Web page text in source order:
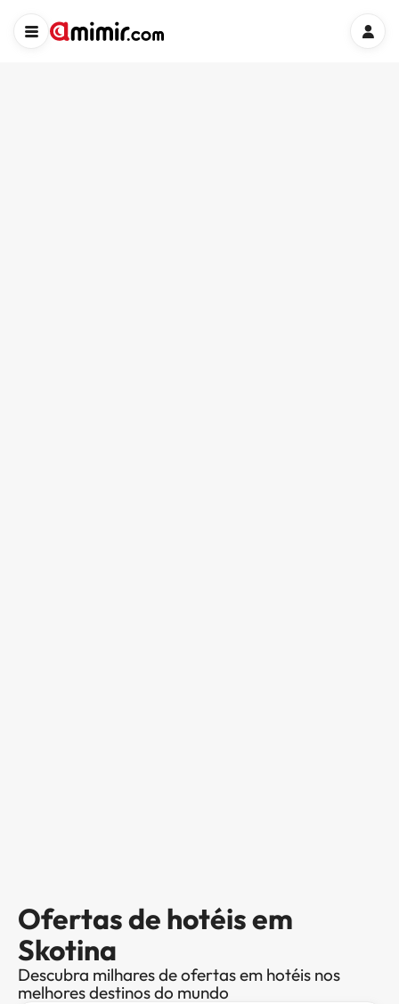
Ofertas de hotéis em
Skotina
Descubra milhares de ofertas em hotéis nos
melhores destinos do mundo